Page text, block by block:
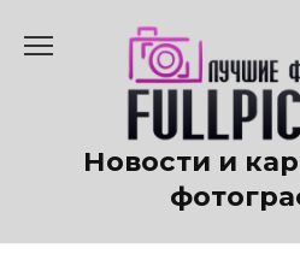
содержанию
Новости и